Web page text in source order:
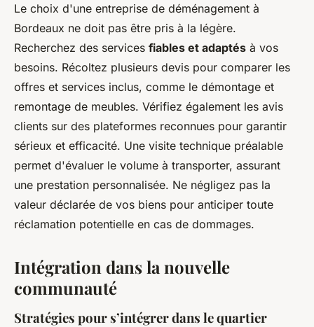
Le choix d'une entreprise de déménagement à
Bordeaux ne doit pas être pris à la légère.
Recherchez des services fiables et adaptés à vos
besoins. Récoltez plusieurs devis pour comparer les
offres et services inclus, comme le démontage et
remontage de meubles. Vérifiez également les avis
clients sur des plateformes reconnues pour garantir
sérieux et efficacité. Une visite technique préalable
permet d'évaluer le volume à transporter, assurant
une prestation personnalisée. Ne négligez pas la
valeur déclarée de vos biens pour anticiper toute
réclamation potentielle en cas de dommages.
Intégration dans la nouvelle
communauté
Stratégies pour s’intégrer dans le quartier